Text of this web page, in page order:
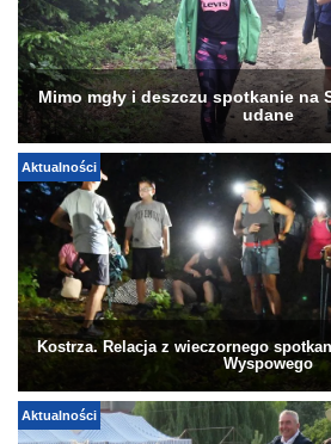
Mimo mgły i deszczu spotkanie na
udane
Aktualności
Kostrza. Relacja z wieczornego
Wyspowego
Aktualności